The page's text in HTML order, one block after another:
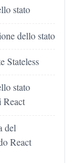
stato
dello stato
Stateless
stato
del
React